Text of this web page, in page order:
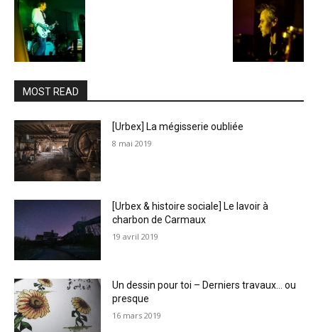
MOST READ
[Urbex] La mégisserie oubliée
8 mai 2019
[Urbex & histoire sociale] Le lavoir à
charbon de Carmaux
19 avril 2019
Un dessin pour toi – Derniers travaux… ou
presque
16 mars 2019